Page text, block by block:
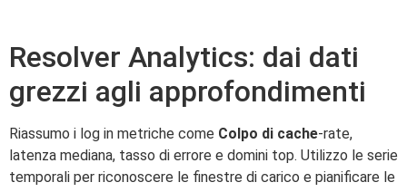
Resolver Analytics: dai dati
grezzi agli approfondimenti
Riassumo i log in metriche come Colpo di cache-rate,
latenza mediana, tasso di errore e domini top. Utilizzo le serie
temporali per riconoscere le finestre di carico e pianificare le